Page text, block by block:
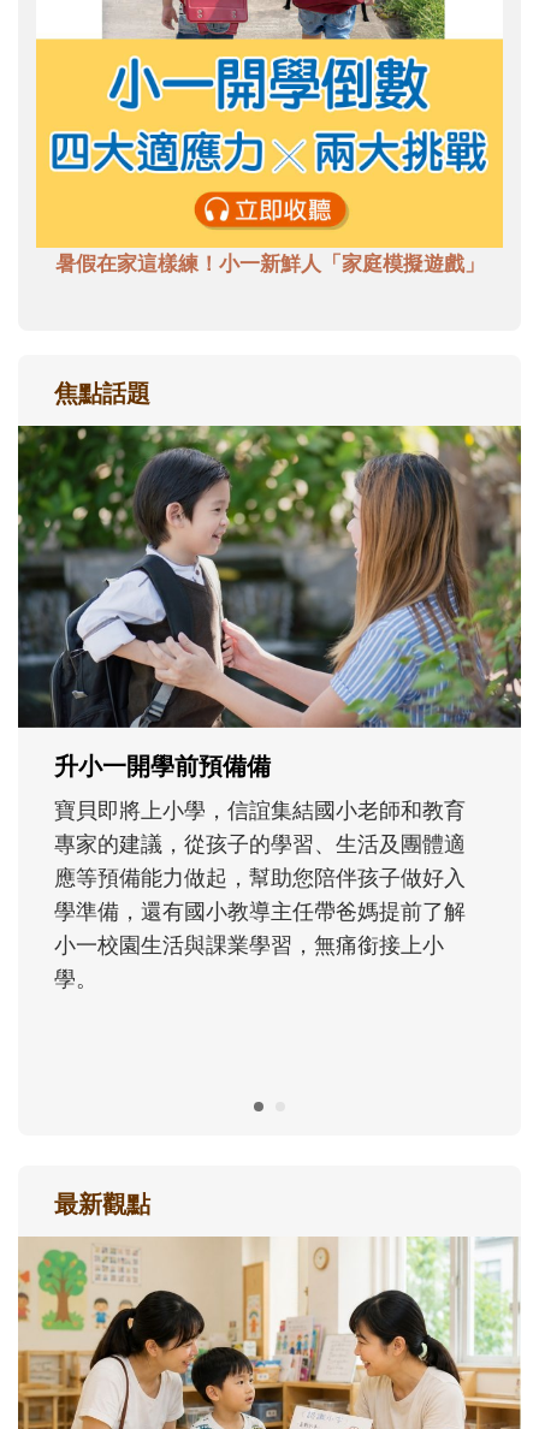
暑假在家這樣練！小一新鮮人「家庭模擬遊戲」
焦點話題
和孩子一起長大的那個男人│讀懂父親的
不同模樣
沒有人天生就擅長當爸爸！男人總是在一次
次「前所未有」的體驗中，跟著孩子一起長
大。從給予安全感的肢體遊戲，到獨立自
主、角色認同及解決問題的能力養成。爸爸
正嘗試用不同的模樣，參與孩子每個重要的
最新觀點